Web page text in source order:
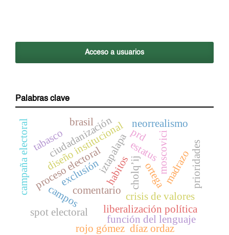
Acceso a usuarios
Palabras clave
cholq’ij
comentario
crisis de valores
exclusióniztapalapaestatus
proceso electoralhabitos
campos
moscovici
diseño institucional
liberalización política
ciudadanización
brasil neorrealismo
spot electoral
función del lenguaje
madrazo
rojo gómez
ortega
tabasco
díaz ordaz
campaña electoral prd
prioridades